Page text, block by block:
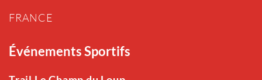
FRANCE
Événements Sportifs